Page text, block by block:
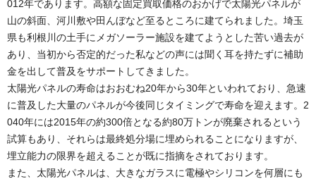
012年であります。高額な固定買取価格のおかげで太陽光パネルが
山の斜面、河川敷や田んぼなど至るところに建てられました。埼玉
県も利根川の土手にメガソーラー施設を建てようとした苦い過去が
あり、当初から否定的だった私などの声には聞く耳を持たずに補助
金を出して普及をサポートしてきました。
太陽光パネルの寿命はおおむね20年から30年といわれており、急速
に普及した大量のパネルが今後同じタイミングで寿命を迎えます。2
040年には2015年の約300倍となる約80万トンが廃棄されるという
試算もあり、それらは最終処分場に埋められることになりますが、
埋立能力の限界を超えることが既に指摘をされております。
また、太陽光パネルは、大きなガラスに電極やシリコンを何層にも